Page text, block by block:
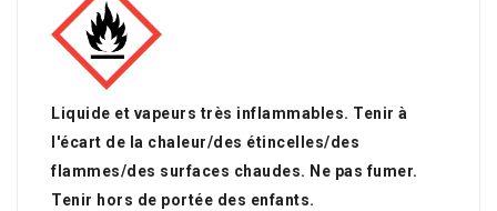
Liquide et vapeurs très inflammables. Tenir à
l'écart de la chaleur/des étincelles/des
flammes/des surfaces chaudes. Ne pas fumer.
Tenir hors de portée des enfants.